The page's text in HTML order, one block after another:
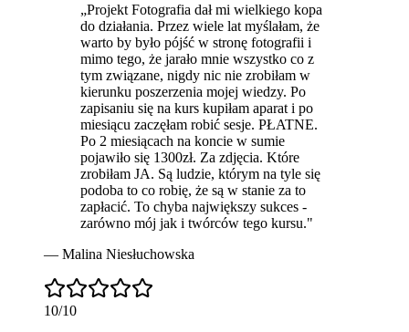
„Projekt Fotografia dał mi wielkiego kopa
do działania. Przez wiele lat myślałam, że
warto by było pójść w stronę fotografii i
mimo tego, że jarało mnie wszystko co z
tym związane, nigdy nic nie zrobiłam w
kierunku poszerzenia mojej wiedzy. Po
zapisaniu się na kurs kupiłam aparat i po
miesiącu zaczęłam robić sesje. PŁATNE.
Po 2 miesiącach na koncie w sumie
pojawiło się 1300zł. Za zdjęcia. Które
zrobiłam JA. Są ludzie, którym na tyle się
podoba to co robię, że są w stanie za to
zapłacić. To chyba największy sukces -
zarówno mój jak i twórców tego kursu."
— Malina Niesłuchowska
10/10